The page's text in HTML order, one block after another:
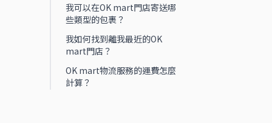
我可以在OK mart門店寄送哪
些類型的包裹？
我如何找到離我最近的OK
mart門店？
OK mart物流服務的運費怎麼
計算？